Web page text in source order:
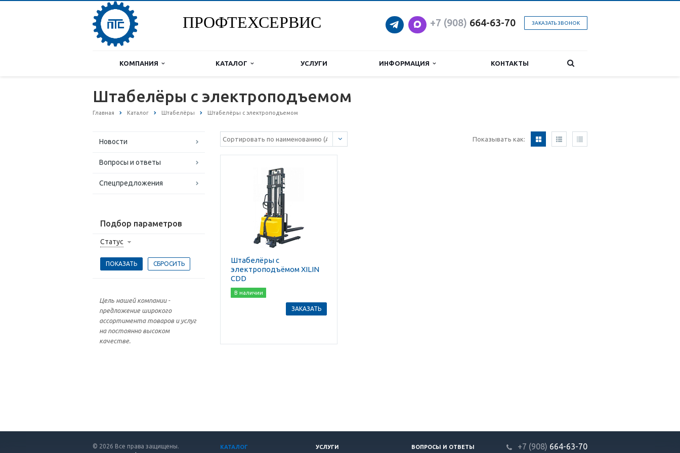
ПРОФТЕХСЕРВИС ЗАКАЗАТЬ ЗВОНОК
+7 (908) 664-63-70
КОМПАНИЯ КАТАЛОГ УСЛУГИ ИНФОРМАЦИЯ КОНТАКТЫ
Штабелёры с электроподъемом
Главная Каталог Штабелёры Штабелёры с электроподъемом
Новости
Вопросы и ответы
Спецпредложения
Подбор параметров
Статус
Цель нашей компании -
предложение широкого
ассортимента товаров и услуг
на постоянно высоком
качестве.
Показывать как:
Штабелёры с
электроподъёмом XILIN
CDD
В наличии
ЗАКАЗАТЬ
© 2026 Все права защищены.
КАТАЛОГ УСЛУГИ ВОПРОСЫ И ОТВЕТЫ +7 (908) 664-63-70